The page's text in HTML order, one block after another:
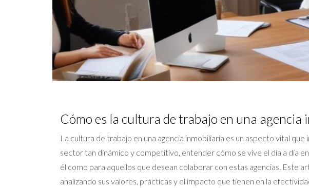
Cómo es la cultura de trabajo en una agencia
La cultura de trabajo en una agencia inmobiliaria es un aspecto vital
sector tan dinámico y competitivo, entender cómo se vive el día a día
él como para aquellos que desean colaborar con estas agencias. Este
analizando sus valores, prácticas y el impacto que tienen en la